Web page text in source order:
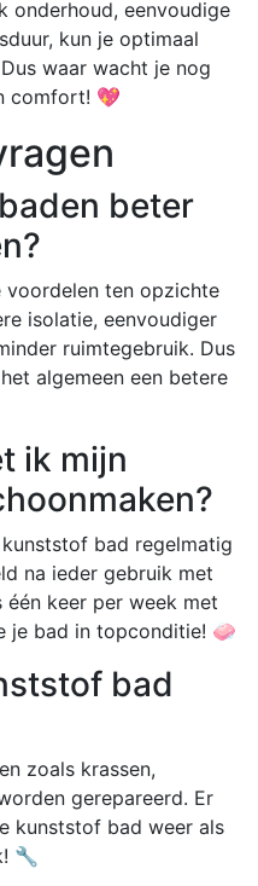
onderhoud, eenvoudige
kun je optimaal
waar wacht je nog
comfort! 💖
beter
voordelen ten opzichte
isolatie, eenvoudiger
ruimtegebruik. Dus
algemeen een betere
ik mijn
bad regelmatig
na ieder gebruik met
keer per week met
je bad in topconditie! 🧼
bad
zoals krassen,
gerepareerd. Er
kunststof bad weer als
🔧